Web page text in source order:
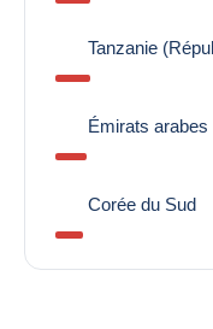
Tanzanie
Émirats arabes
Corée du Sud